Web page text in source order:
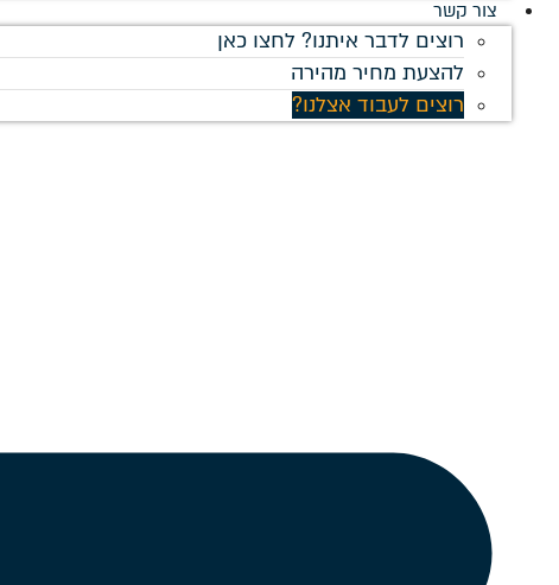
צור קשר
רוצים לדבר איתנו? לחצו כאן
להצעת מחיר מהירה
רוצים לעבוד אצלנו?